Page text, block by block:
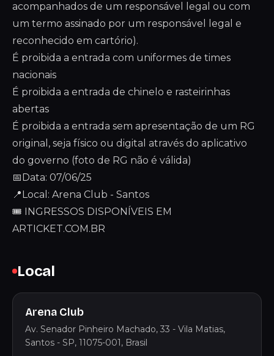
acompanhados de um responsável legal ou com
um termo assinado por um responsável legal e
reconhecido em cartório).
É proibida a entrada com uniformes de times
nacionais
É proibida a entrada de chinelo e rasteirinhas
abertas
É proibida a entrada sem apresentação de um RG
original, seja físico ou digital através do aplicativo
do governo (foto de RG não é válida)
📅Data: 07/06/25
📍Local: Arena Club - Santos
🎟 INGRESSOS DISPONÍVEIS EM
ARTICKET.COM.BR
Local
Arena Club
Av. Senador Pinheiro Machado, 33 - Vila Matias,
Santos - SP, 11075-001, Brasil